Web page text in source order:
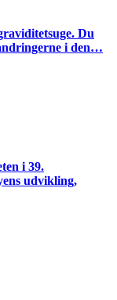
Du
i den…
i 39.
udvikling,